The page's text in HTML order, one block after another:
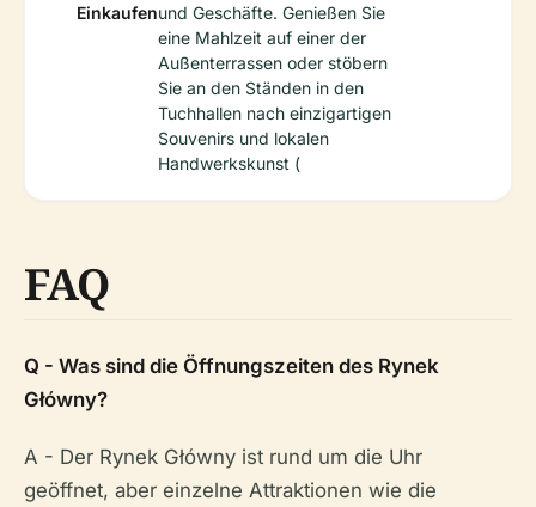
Einkaufenund Geschäfte. Genießen Sie
eine Mahlzeit auf einer der
Außenterrassen oder stöbern
Sie an den Ständen in den
Tuchhallen nach einzigartigen
Souvenirs und lokalen
Handwerkskunst (
FAQ
Q - Was sind die Öffnungszeiten des Rynek
Główny?
A - Der Rynek Główny ist rund um die Uhr
geöffnet, aber einzelne Attraktionen wie die